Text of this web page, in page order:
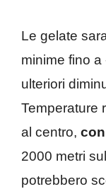
Le gelate
minime fino a
ulteriori
Temperature
al centro,
2000 metri
potrebbero